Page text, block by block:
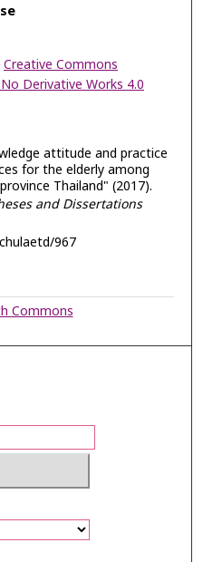
Creative Commons
Derivative Works 4.0
attitude and practice
for the elderly among
Thailand" (2017).
and Dissertations
967
Commons